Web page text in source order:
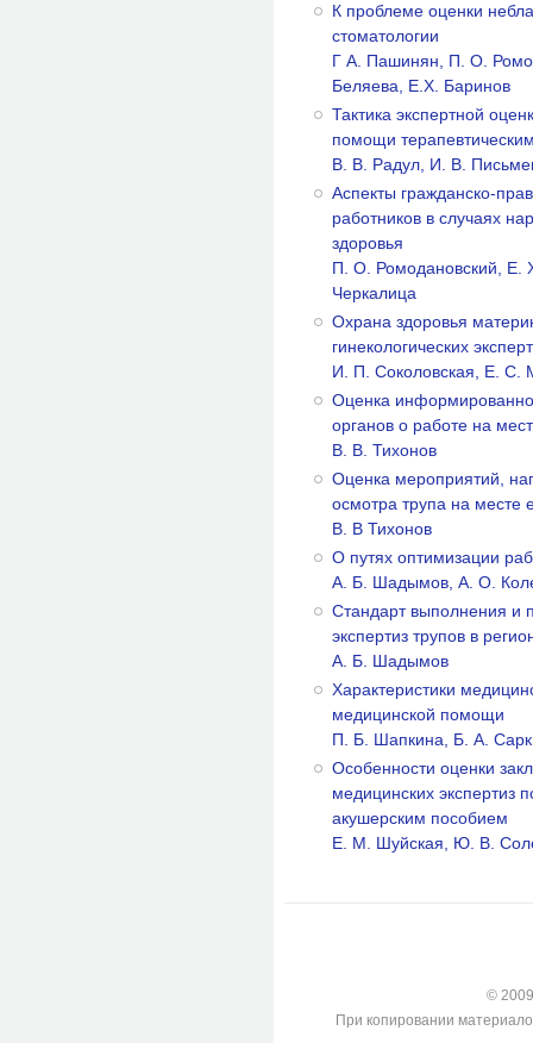
К проблеме оценки
стоматологии
Г А. Пашинян, П. О.
Беляева, Е.Х. Баринов
Тактика экспертной
помощи
В. В. Радул, И. В.
Аспекты гражданско-
работников в случаях
здоровья
П. О. Ромодановский, Е.
Черкалица
Охрана здоровья
гинекологических
И. П. Соколовская, Е. С.
Оценка
органов о работе на
В. В. Тихонов
Оценка мероприятий,
осмотра трупа на месте
B. В Тихонов
О путях оптимизации
А. Б. Шадымов, А. О.
Стандарт выполнения и
экспертиз трупов в
А. Б. Шадымов
Характеристики
медицинской помощи
П. Б. Шапкина, Б. А.
Особенности оценки
медицинских экспертиз
акушерским пособием
Е. М. Шуйская, Ю. В.
©
При копировании